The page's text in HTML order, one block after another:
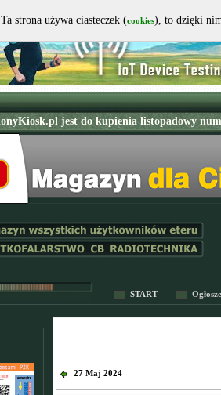
START
27 Maj 2024
Ta strona używa ciasteczek (cookies), to dzięki